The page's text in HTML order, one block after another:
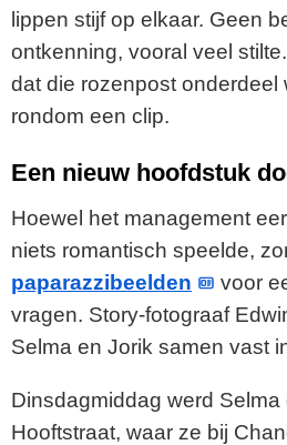
lippen stijf op elkaar. Geen
ontkenning, vooral veel
dat die rozenpost onderdeel
rondom een clip.
Een nieuw hoofdstuk
Hoewel het management
niets romantisch speelde,
paparazzibeelden
voor
vragen. Story-fotograaf
Selma en Jorik samen vast
Dinsdagmiddag werd Selma
Hooftstraat, waar ze bij